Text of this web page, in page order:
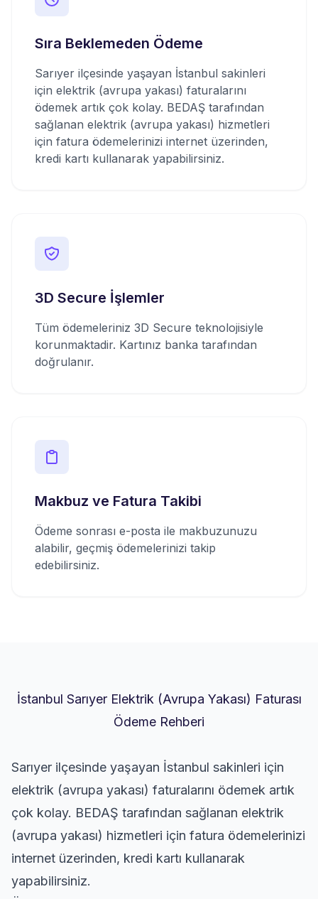
Sıra Beklemeden Ödeme
Sarıyer ilçesinde yaşayan İstanbul sakinleri
için elektrik (avrupa yakası) faturalarını
ödemek artık çok kolay. BEDAŞ tarafından
sağlanan elektrik (avrupa yakası) hizmetleri
için fatura ödemelerinizi internet üzerinden,
kredi kartı kullanarak yapabilirsiniz.
3D Secure İşlemler
Tüm ödemeleriniz 3D Secure teknolojisiyle
korunmaktadir. Kartınız banka tarafından
doğrulanır.
Makbuz ve Fatura Takibi
Ödeme sonrası e-posta ile makbuzunuzu
alabilir, geçmiş ödemelerinizi takip
edebilirsiniz.
İstanbul Sarıyer Elektrik (Avrupa Yakası) Faturası
Ödeme Rehberi
Sarıyer ilçesinde yaşayan İstanbul sakinleri için
elektrik (avrupa yakası) faturalarını ödemek artık
çok kolay. BEDAŞ tarafından sağlanan elektrik
(avrupa yakası) hizmetleri için fatura ödemelerinizi
internet üzerinden, kredi kartı kullanarak
yapabilirsiniz.